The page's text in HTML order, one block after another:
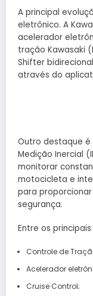
A principal
eletrônico. A
acelerador
tração Kawasaki
Shifter
através do
Outro destaque
Medição Inercial
monitorar
motocicleta e
para
segurança.
Entre os
Controle de
Acelerador
Cruise Control;